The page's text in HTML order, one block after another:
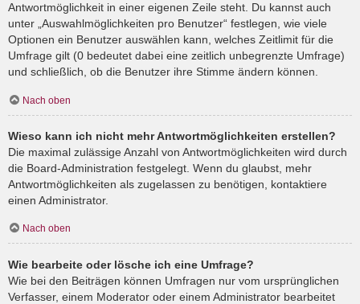
Antwortmöglichkeit in einer eigenen Zeile steht. Du kannst auch
unter „Auswahlmöglichkeiten pro Benutzer“ festlegen, wie viele
Optionen ein Benutzer auswählen kann, welches Zeitlimit für die
Umfrage gilt (0 bedeutet dabei eine zeitlich unbegrenzte Umfrage)
und schließlich, ob die Benutzer ihre Stimme ändern können.
Nach oben
Wieso kann ich nicht mehr Antwortmöglichkeiten erstellen?
Die maximal zulässige Anzahl von Antwortmöglichkeiten wird durch
die Board-Administration festgelegt. Wenn du glaubst, mehr
Antwortmöglichkeiten als zugelassen zu benötigen, kontaktiere
einen Administrator.
Nach oben
Wie bearbeite oder lösche ich eine Umfrage?
Wie bei den Beiträgen können Umfragen nur vom ursprünglichen
Verfasser, einem Moderator oder einem Administrator bearbeitet